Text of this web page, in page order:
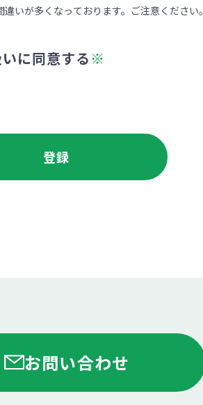
いが多くなっております。ご注意ください。
に同意する※
お問い合わせ